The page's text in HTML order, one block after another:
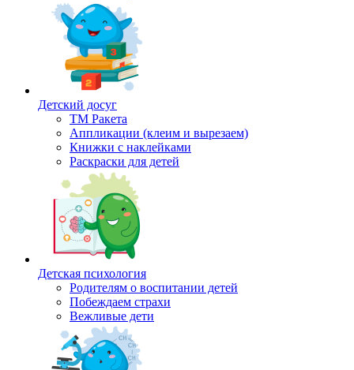
Детский досуг
ТМ Ракета
Аппликации (клеим и вырезаем)
Книжки с наклейками
Раскраски для детей
Детская психология
Родителям о воспитании детей
Побеждаем страхи
Вежливые дети